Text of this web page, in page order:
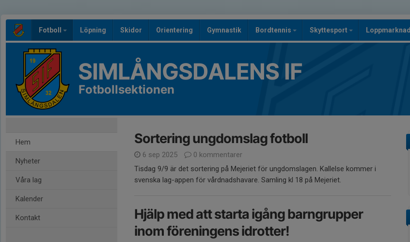
Fotboll Löpning Skidor Orientering Gymnastik Bordtennis Skyttesport Loppmarknad
SIMLÅNGSDALENS IF
Fotbollsektionen
Hem
Nyheter
Våra lag
Kalender
Kontakt
Sortering ungdomslag fotboll
6 sep 2025
0 kommentarer
Tisdag 9/9 är det sortering på Mejeriet för ungdomslagen. Kallelse kommer i
svenska lag-appen för vårdnadshavare. Samling kl 18 på Mejeriet.
Hjälp med att starta igång barngrupper
inom föreningens idrotter!